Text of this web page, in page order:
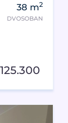
38 m2
DVOSOBAN
125.300